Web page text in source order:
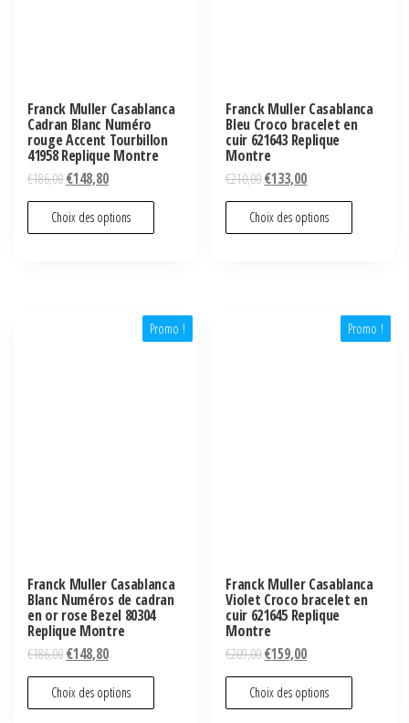
Franck Muller Casablanca
Cadran Blanc Numéro
rouge Accent Tourbillon
41958 Replique Montre
€186,00€148,80
Choix des options
Franck Muller Casablanca
Bleu Croco bracelet en
cuir 621643 Replique
Montre
€210,00€133,00
Choix des options
Promo !
Franck Muller Casablanca
Blanc Numéros de cadran
en or rose Bezel 80304
Replique Montre
€186,00€148,80
Choix des options
Promo !
Franck Muller Casablanca
Violet Croco bracelet en
cuir 621645 Replique
Montre
€209,00€159,00
Choix des options